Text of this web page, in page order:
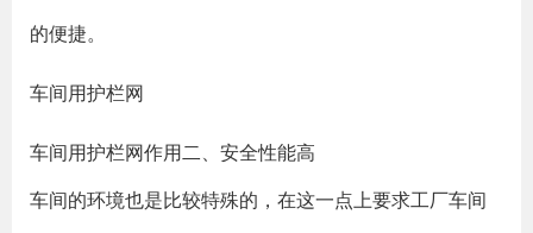
的便捷。
车间用护栏网
车间用护栏网作用二、安全性能高
车间的环境也是比较特殊的，在这一点上要求工厂车间